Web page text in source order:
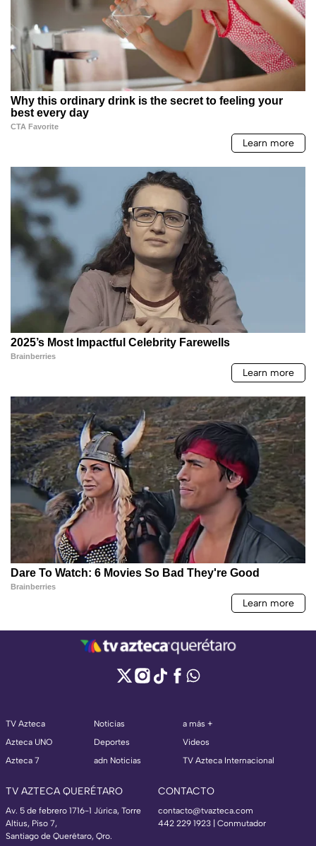
TV Azteca
Azteca UNO
Azteca 7
Noticias
Deportes
adn Noticias
a más +
Videos
TV Azteca Internacional
TV AZTECA QUERÉTARO
Av. 5 de febrero 1716-1 Júrica, Torre
Altius, Piso 7,
Santiago de Querétaro, Qro.
CONTACTO
contacto@tvazteca.com
442 229 1923 | Conmutador